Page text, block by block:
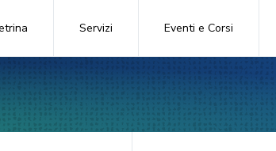
Servizi Eventi e Corsi